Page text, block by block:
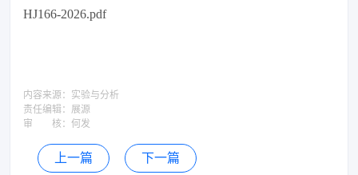
HJ166-2026.pdf
内容来源： 实验与分析
责任编辑： 展源
审 核： 何发
上一篇 下一篇